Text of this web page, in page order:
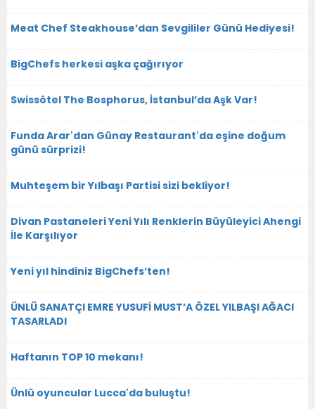
Meat Chef Steakhouse’dan Sevgililer Günü Hediyesi!
BigChefs herkesi aşka çağırıyor
Swissôtel The Bosphorus, İstanbul’da Aşk Var!
Funda Arar'dan Günay Restaurant'da eşine doğum
günü sürprizi!
Muhteşem bir Yılbaşı Partisi sizi bekliyor!
Divan Pastaneleri Yeni Yılı Renklerin Büyüleyici Ahengi
İle Karşılıyor
Yeni yıl hindiniz BigChefs’ten!
ÜNLÜ SANATÇI EMRE YUSUFİ MUST’A ÖZEL YILBAŞI AĞACI
TASARLADI
Haftanın TOP 10 mekanı!
Ünlü oyuncular Lucca'da buluştu!